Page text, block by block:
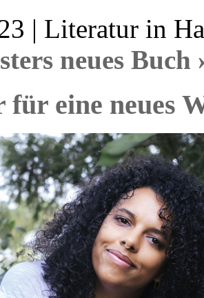
| Literatur in
neues
für eine neues